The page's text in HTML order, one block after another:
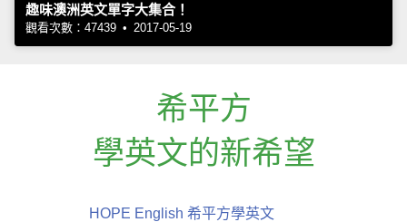
趣味澳洲英文單字大集合！
觀看次數：47439 • 2017-05-19
希平方
學英文的新希望
HOPE English 希平方學英文